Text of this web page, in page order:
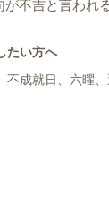
が不吉と言われ
たい方へ
成就日、六曜、